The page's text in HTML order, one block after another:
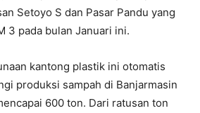
Setoyo S dan Pasar Pandu yang
3 pada bulan Januari ini.
kantong plastik ini otomatis
produksi sampah di Banjarmasin
600 ton. Dari ratusan ton